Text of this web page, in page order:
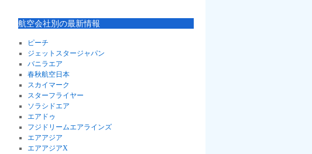
航空会社別の最新情報
ピーチ
ジェットスタージャパン
バニラエア
春秋航空日本
スカイマーク
スターフライヤー
ソラシドエア
エアドゥ
フジドリームエアラインズ
エアアジア
エアアジアX